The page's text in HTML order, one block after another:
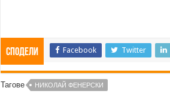
Сподели Facebook Twitter
Тагове НИКОЛАЙ ФЕНЕРСКИ